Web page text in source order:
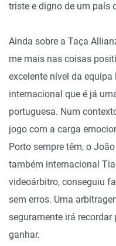
triste e digno de um país
Ainda sobre a Taça
me mais nas coisas
excelente nível da
internacional que é já
portuguesa. Num
jogo com a carga
Porto sempre têm, o
também internacional
videoárbitro, conseguiu
sem erros. Uma
seguramente irá
ganhar.